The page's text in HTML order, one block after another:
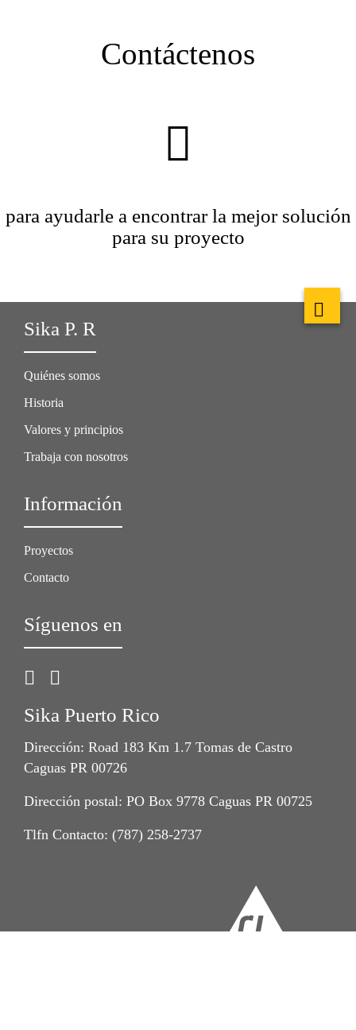
Contáctenos
para ayudarle a encontrar la mejor solución
para su proyecto
Sika P. R
Quiénes somos
Historia
Valores y principios
Trabaja con nosotros
Información
Proyectos
Contacto
Síguenos en
Sika Puerto Rico
Dirección: Road 183 Km 1.7 Tomas de Castro
Caguas PR 00726
Dirección postal: PO Box 9778 Caguas PR 00725
Tlfn Contacto: (787) 258-2737